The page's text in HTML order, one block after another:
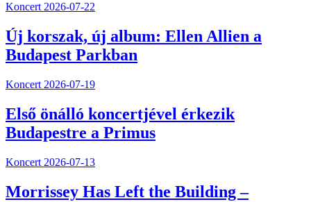
Koncert 2026-07-22
Új korszak, új album: Ellen Allien a
Budapest Parkban
Koncert 2026-07-19
Első önálló koncertjével érkezik
Budapestre a Primus
Koncert 2026-07-13
Morrissey Has Left the Building –